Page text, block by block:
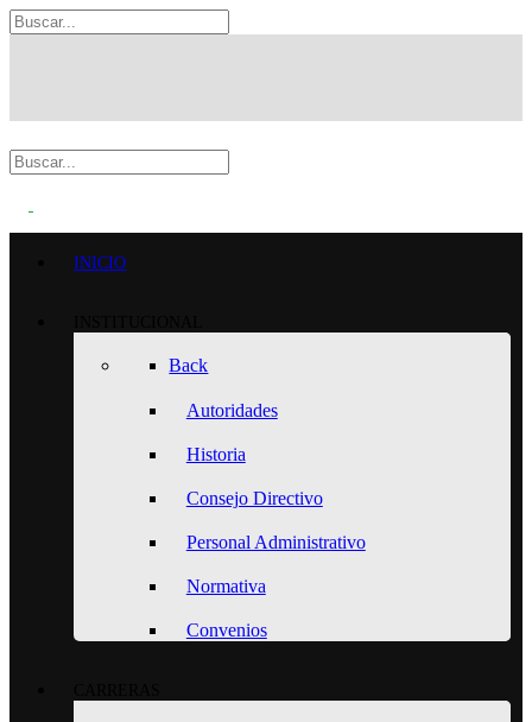
INICIO
Back
Autoridades
Historia
Consejo Directivo
Personal Administrativo
Normativa
Convenios